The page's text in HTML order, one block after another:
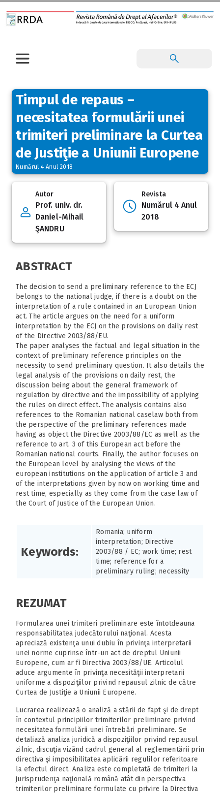
Timpul de repaus –
necesitatea formulării unei
trimiteri preliminare la Curtea
de Justiţie a Uniunii Europene
Numărul 4 Anul 2018
Autor
Prof. univ. dr.
Daniel-Mihail
ŞANDRU
Revista
Numărul 4 Anul
2018
ABSTRACT
The decision to send a preliminary reference to the ECJ
belongs to the national judge, if there is a doubt on the
interpretation of a rule contained in an European Union
act. The article argues on the need for a uniform
interpretation by the ECJ on the provisions on daily rest
of the Directive 2003/88/EU.
The paper analyses the factual and legal situation in the
context of preliminary reference principles on the
necessity to send preliminary question. It also details the
legal analysis of the provisions on daily rest, the
discussion being about the general framework of
regulation by directive and the impossibility of applying
the rules on direct effect. The analysis contains also
references to the Romanian national caselaw both from
the perspective of the preliminary references made
having as object the Directive 2003/88/EC as well as the
reference to art. 3 of this European act before the
Romanian national courts. Finally, the author focuses on
the European level by analysing the views of the
european institutions on the application of article 3 and
of the interpretations given by now on working time and
rest time, especially as they come from the case law of
the Court of Justice of the European Union.
Keywords:
Romania; uniform
interpretation; Directive
2003/88 / EC; work time; rest
time; reference for a
preliminary ruling; necessity
REZUMAT
Formularea unei trimiteri preliminare este întotdeauna
responsabilitatea judecătorului naţional. Acesta
apreciază existenţa unui dubiu în privinţa interpretarii
unei norme cuprinse într-un act de dreptul Uniunii
Europene, cum ar fi Directiva 2003/88/UE. Articolul
aduce argumente în privinţa necesităţii interpretarii
uniforme a dispoziţiilor privind repausul zilnic de către
Curtea de Justiţie a Uniunii Europene.
Lucrarea realizează o analiză a stării de fapt şi de drept
în contextul principiilor trimiterilor preliminare privind
necesitatea formulării unei întrebări preliminare. Se
detaliază analiza juridică a dispoziţiilor privind repausul
zilnic, discuţia vizând cadrul general al reglementării prin
directiva şi imposibilitatea aplicării regulilor referitoare
la efectul direct. Analiza este completată de trimiteri la
jurisprudenţa naţională română atât din perspectiva
trimiterilor preliminare formulate cu privire la Directiva